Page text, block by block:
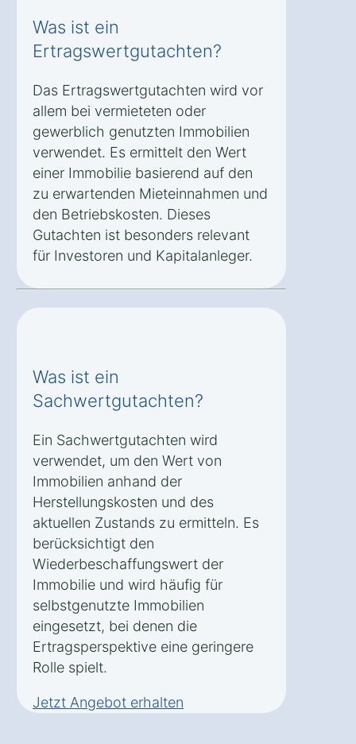
Was ist ein
Ertragswertgutachten?
Das Ertragswertgutachten wird vor
allem bei vermieteten oder
gewerblich genutzten Immobilien
verwendet. Es ermittelt den Wert
einer Immobilie basierend auf den
zu erwartenden Mieteinnahmen und
den Betriebskosten. Dieses
Gutachten ist besonders relevant
für Investoren und Kapitalanleger.
Was ist ein
Sachwertgutachten?
Ein Sachwertgutachten wird
verwendet, um den Wert von
Immobilien anhand der
Herstellungskosten und des
aktuellen Zustands zu ermitteln. Es
berücksichtigt den
Wiederbeschaffungswert der
Immobilie und wird häufig für
selbstgenutzte Immobilien
eingesetzt, bei denen die
Ertragsperspektive eine geringere
Rolle spielt.
Jetzt Angebot erhalten